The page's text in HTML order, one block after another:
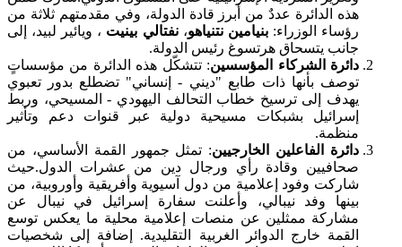
هذه الدائرة عددٌ من أبرز قادة الدولة، وفي مقدمتهم ثلاثة من
رؤساء الوزراء:بنيامين نتنياهو،نفتالي بينيت ، ويائير لبيد، إلى
جانب يتسحاق هرتسوغ رئيس الدولة.
دائرة الشركاء المؤسسين: تتشكّل هذه الدائرة من مؤسساتٍ
توصف بأنها ذات طابع "ديني - إنساني" تضطلع بدور تعبوي
يهدف إلى ترسيخ خطاب التحالف اليهودي - المسيحي، وربط
إسرائيل بشبكات مسيحية دولية عبر قنوات دعم وتأثير
منظمة.
دائرة الفاعلين الخارجيين: تمثل جمهور القمة الأساسي، من
صحافيين وقادة رأي ورجال دين من عشرات الدول.حيث
شاركت وفود إعلامية من دول آسيوية وأفريقية وأوروبية، من
بينها وفد نيبالي، وأعلنت سفارة إسرائيل في نيبال عن
مشاركة ممثلين عن منصات إعلامية محلية ما يعكس توسع
القمة خارج الدوائر الغربية التقليدية. إضافة إلى شخصيات